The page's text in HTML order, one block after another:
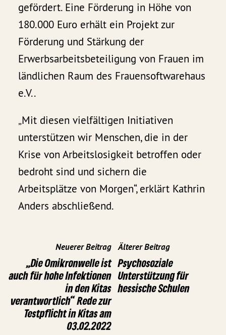
gefördert. Eine Förderung in Höhe von
180.000 Euro erhält ein Projekt zur
Förderung und Stärkung der
Erwerbsarbeitsbeteiligung von Frauen im
ländlichen Raum des Frauensoftwarehaus
e.V..
„Mit diesen vielfältigen Initiativen
unterstützen wir Menschen, die in der
Krise von Arbeitslosigkeit betroffen oder
bedroht sind und sichern die
Arbeitsplätze von Morgen“, erklärt Kathrin
Anders abschließend.
Neuerer Beitrag
„Die Omikronwelle ist
auch für hohe Infektionen
in den Kitas
verantwortlich“ Rede zur
Testpflicht in Kitas am
03.02.2022
Älterer Beitrag
Psychosoziale
Unterstützung für
hessische Schulen